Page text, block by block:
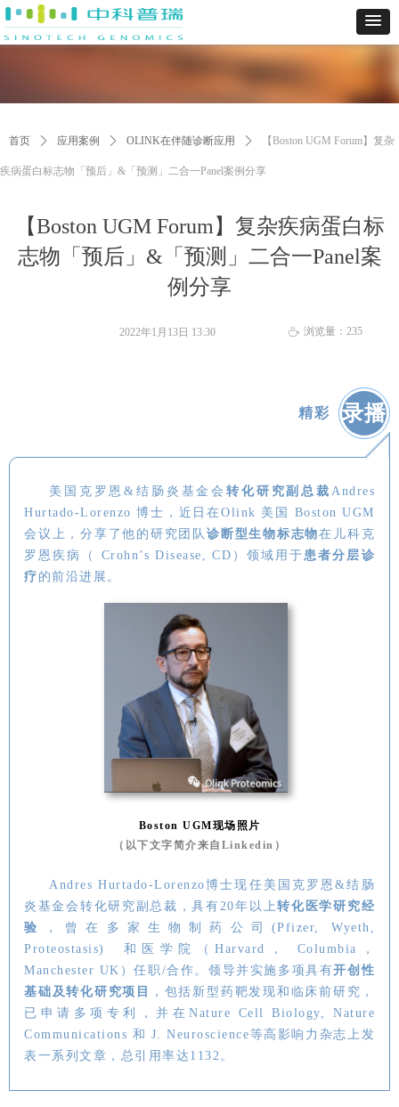
【Boston UGM Forum】复杂疾病蛋白标
志物「预后」&「预测」二合一Panel案
例分享
首页 ꄲ 应用案例 ꄲ OLINK在伴随诊断应用 ꄲ 【Boston UGM Forum】复杂
疾病蛋白标志物「预后」&「预测」二合一Panel案例分享
精彩 录播
美国克罗恩&结肠炎基金会转化研究副总裁 Andres
Hurtado-Lorenzo 博士，近日在Olink 美国 Boston UGM
会议上，分享了他的研究团队诊断型生物标志物在儿科克
罗恩疾病（ Crohn’s Disease, CD）领域用于 患者分层诊
疗 的前沿进展。
Boston UGM现场照片
（以下文字简介来自Linkedin）
AndresHurtado-Lorenzo博士现任美国克罗恩&结肠
炎基金会转化研究副总裁，具有20年以上转化医学研究经
验
，曾在多家生物制药公司(Pfizer, Wyeth,
Proteostasis) 和医学院（Harvard， Columbia，
Manchester UK）任职/合作。领导并实施多项具有开创性
基础及转化研究项目
，包括新型药靶发现和临床前研究，
已申请多项专利，并在Nature Cell Biology, Nature
Communications 和 J. Neuroscience等高影响力杂志上发
表一系列文章，总引用率达1132。
2022年1月13日 13:30 ꄘ 浏览量： 235